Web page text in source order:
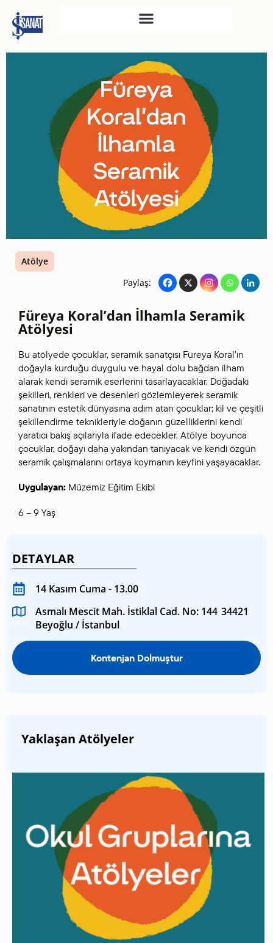
SAHNE SANATLARI
TÜRKIYE İŞ BANKASI
RESIM HEYKEL MÜZESI
TÜRKIYE İŞ BANKASI
MÜZESI
İKTISADI BAĞIMSIZLIK
MÜZESI
ATATÜRK KÜTÜPHANESI
SANAT GALERILERI
KÜLTÜREL MIRASA
DESTEK
Atölye
Paylaş:
Füreya Koral’dan İlhamla Seramik
Atölyesi
Bu atölyede çocuklar, seramik sanatçısı Füreya Koral’ın
doğayla kurduğu duygulu ve hayal dolu bağdan ilham
alarak kendi seramik eserlerini tasarlayacaklar. Doğadaki
şekilleri, renkleri ve desenleri gözlemleyerek seramik
sanatının estetik dünyasına adım atan çocuklar; kil ve çeşitli
şekillendirme teknikleriyle doğanın güzelliklerini kendi
yaratıcı bakış açılarıyla ifade edecekler. Atölye boyunca
çocuklar, doğayı daha yakından tanıyacak ve kendi özgün
seramik çalışmalarını ortaya koymanın keyfini yaşayacaklar.
Uygulayan: Müzemiz Eğitim Ekibi
6 – 9 Yaş
DETAYLAR
14 Kasım Cuma - 13.00
Asmalı Mescit Mah. İstiklal Cad. No: 144 34421
Beyoğlu / İstanbul
Kontenjan Dolmuştur
Yaklaşan Atölyeler